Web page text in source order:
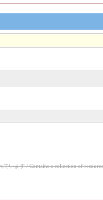
います / Contains a collection of